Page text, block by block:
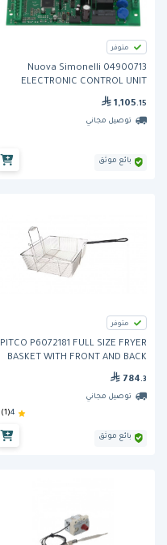
متوفر
Nuova Simonelli 04900713
ELECTRONIC CONTROL UNIT
1,105 .15
توصيل مجاني
بائع موثق
متوفر
PITCO P6072181 FULL SIZE FRYER
BASKET WITH FRONT AND BACK
HOOKS
784 .3
توصيل مجاني
بائع موثق
4
(1)